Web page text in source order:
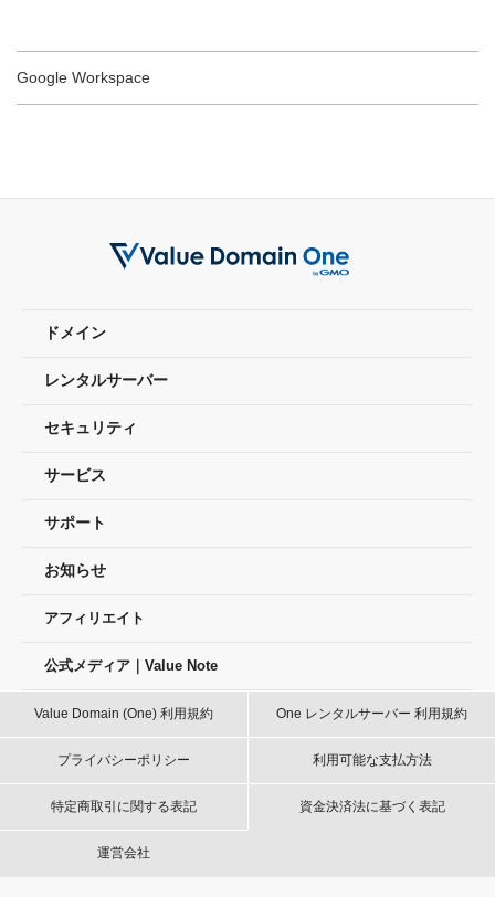
Google Workspace
Value Domain (One) 利用規約 One レンタルサーバー 利用規約
プライバシーポリシー 利用可能な支払方法
特定商取引に関する表記 資金決済法に基づく表記
運営会社
ドメイン
レンタルサーバー
セキュリティ
サービス
サポート
お知らせ
アフィリエイト
公式メディア｜Value Note